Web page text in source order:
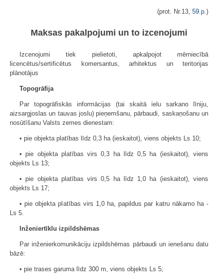
(prot. Nr.13, 59.p.)
Maksas pakalpojumi un to izcenojumi
Izcenojumi tiek pielietoti, apkalpojot mērniecībā
licencētus/sertificētus komersantus, arhitektus un teritorijas
plānotājus
Topogrāfija
Par topogrāfiskās informācijas (tai skaitā ielu sarkano līniju,
aizsargjoslas un tauvas joslu) pieņemšanu, pārbaudi, saskaņošanu un
nosūtīšanu Valsts zemes dienestam:
• pie objekta platības līdz 0,3 ha (ieskaitot), viens objekts Ls 10;
• pie objekta platības virs 0,3 ha līdz 0,5 ha (ieskaitot), viens
objekts Ls 13;
• pie objekta platības virs 0,5 ha līdz 1,0 ha (ieskaitot), viens
objekts Ls 17;
• pie objekta platības virs 1,0 ha, papildus par katru nākamo ha -
Ls 5.
Inženiertīklu izpildshēmas
Par inženierkomunikāciju izpildshēmas pārbaudi un ienešanu datu
bāzē:
• pie trases garuma līdz 300 m, viens objekts Ls 5;